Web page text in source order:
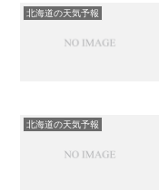
北海道の天気予報
北海道の天気予報